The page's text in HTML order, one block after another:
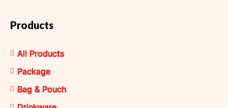
Products
All Products
Package
Bag & Pouch